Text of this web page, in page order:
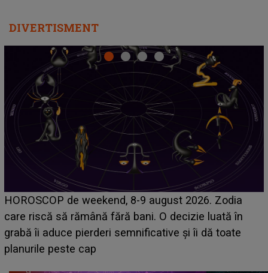
DIVERTISMENT
Emanuel a ținut ACEST DETALIU ASCUNS până
acum! În fața Alexandrei, concurentul din Casa Iubirii
face o MĂRTURISIRE NEAȘTEPTATĂ despre mama
sa: "I-am spus și ei în față, eu nu te iubesc pentru